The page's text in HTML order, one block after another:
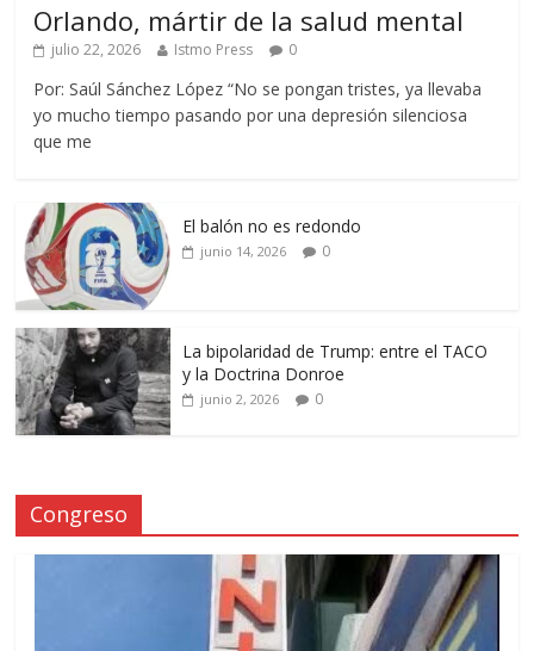
Orlando, mártir de la salud mental
julio 22, 2026 Istmo Press 0
Por: Saúl Sánchez López “No se pongan tristes, ya llevaba
yo mucho tiempo pasando por una depresión silenciosa
que me
El balón no es redondo
junio 14, 2026 0
La bipolaridad de Trump: entre el TACO
y la Doctrina Donroe
junio 2, 2026 0
Congreso